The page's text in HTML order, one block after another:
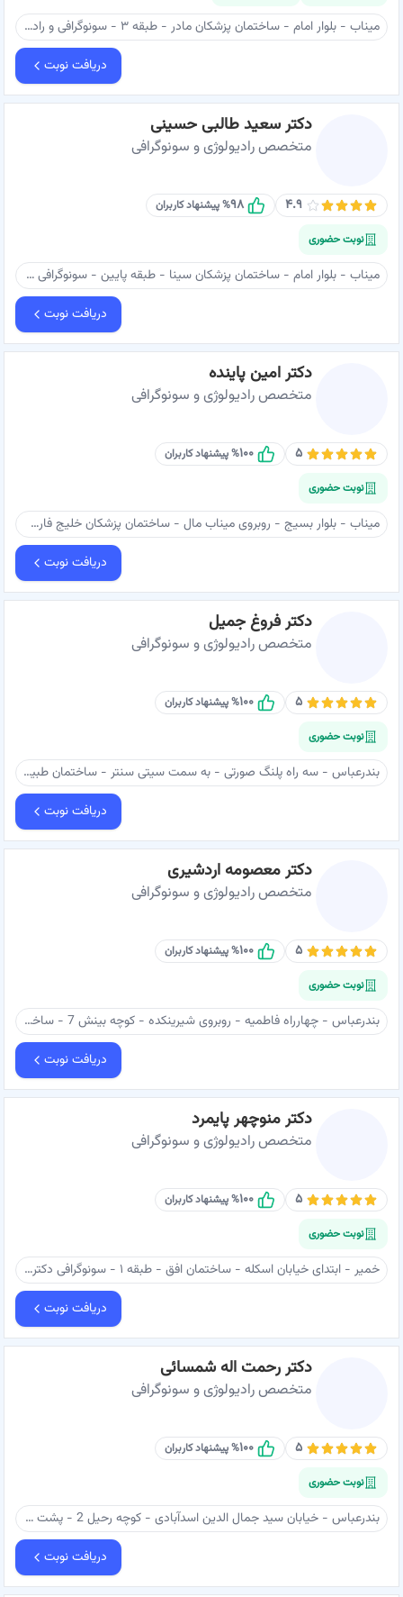
میناب - بلوار امام - ساختمان پزشکان مادر - طبقه ۳ - سونوگرافی و رادیولوژی مینو - دکتر قاضی طهرانی
دریافت نوبت
دکتر سعید طالبی حسینی
متخصص رادیولوژی و سونوگرافی
۴.۹ ۹۸% پیشنهاد کاربران
نوبت حضوری
میناب - بلوار امام - ساختمان پزشکان سینا - طبقه پایین - سونوگرافی و رادیولوژی دکترطالبی حسینی
دریافت نوبت
دکتر امین پاینده
متخصص رادیولوژی و سونوگرافی
۵ ۱۰۰% پیشنهاد کاربران
نوبت حضوری
میناب - بلوار بسيج - روبروی ميناب مال - ساختمان پزشکان خلیج فارس - طبقه بالا - سونوگرافی دکتر پاینده
دریافت نوبت
دکتر فروغ جمیل
متخصص رادیولوژی و سونوگرافی
۵ ۱۰۰% پیشنهاد کاربران
نوبت حضوری
بندرعباس - سه راه پلنگ صورتی - به سمت سیتی سنتر - ساختمان طبیب - طبقه ۱ - سونوگرافی دکتر جمیل
دریافت نوبت
دکتر معصومه اردشیری
متخصص رادیولوژی و سونوگرافی
۵ ۱۰۰% پیشنهاد کاربران
نوبت حضوری
بندرعباس - چهارراه فاطمیه - روبروی شیرینکده - کوچه بینش 7 - ساختمان مارال - طبقه ۷ - سونوگرافی دکتر معصومه اردشیری
دریافت نوبت
دکتر منوچهر پایمرد
متخصص رادیولوژی و سونوگرافی
۵ ۱۰۰% پیشنهاد کاربران
نوبت حضوری
خمیر - ابتدای خیابان اسکله - ساختمان افق - طبقه ۱ - سونوگرافی دکتر پایمرد
دریافت نوبت
دکتر رحمت اله شمسائی
متخصص رادیولوژی و سونوگرافی
۵ ۱۰۰% پیشنهاد کاربران
نوبت حضوری
بندرعباس - خیابان سید جمال الدین اسدآبادی - کوچه رحیل 2 - پشت بانک سینا - ساختمان همت - طبقه 3 - دکتر شمسائی
دریافت نوبت